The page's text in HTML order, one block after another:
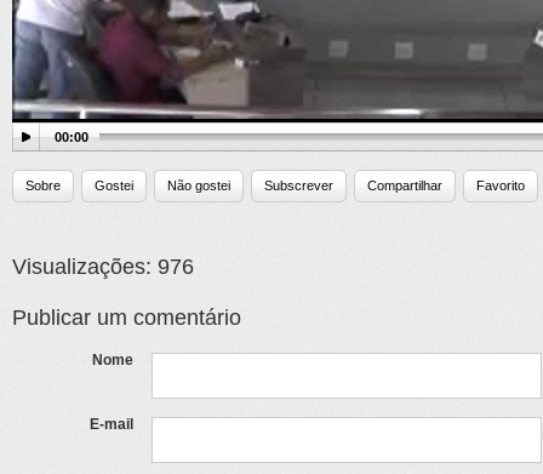
00:00
Sobre Gostei Não gostei Subscrever Compartilhar Favorito
Visualizações: 976
Publicar um comentário
Nome
E-mail